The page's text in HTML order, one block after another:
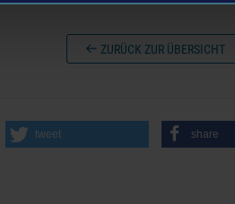
ZURÜCK ZUR ÜBERSICHT
tweet share